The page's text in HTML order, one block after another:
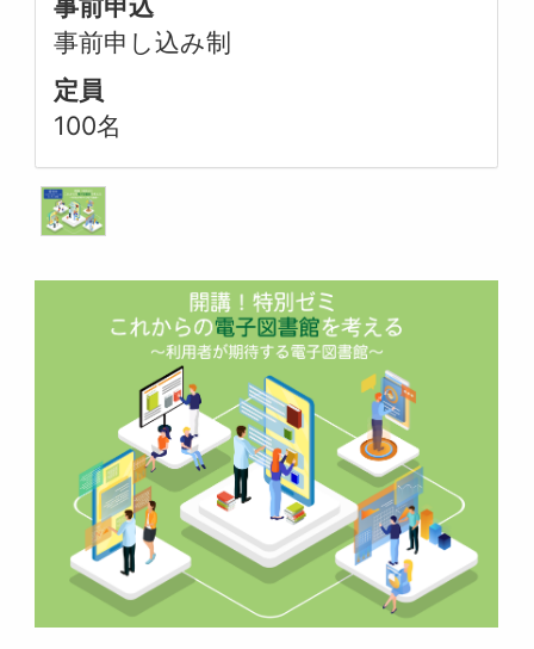
事前申し込み制
定員
100名